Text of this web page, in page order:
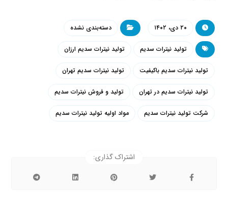
۲۰ دی، ۱۴۰۲ دسته‌بندی نشده
تولید نیترات سدیم تولید نیترات سدیم ارزان
تولید نیترات سدیم باکیفیت تولید نیترات سدیم تهران
تولید نیترات سدیم در تهران تولید و فروش نیترات سدیم
شرکت تولید نیترات سدیم مواد اولیه تولید نیترات سدیم